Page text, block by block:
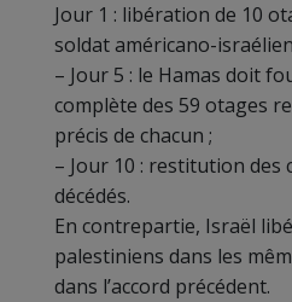
Jour 1 : libération de 10
soldat américano-
– Jour 5 : le Hamas doit
complète des 59 otages
précis de chacun ;
– Jour 10 : restitution des
décédés.
En contrepartie, Israël
palestiniens dans les
dans l’accord précédent.